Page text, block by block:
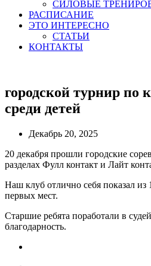
СИЛОВЫЕ
РАСПИСАНИЕ
ЭТО ИНТЕРЕСНО
СТАТЬИ
КОНТАКТЫ
городской турнир по
среди детей
Декабрь 20, 2025
20 декабря прошли городские
разделах Фулл контакт и Лайт
Наш клуб отлично себя показал из
первых мест.
Старшие ребята поработали в
благодарность.